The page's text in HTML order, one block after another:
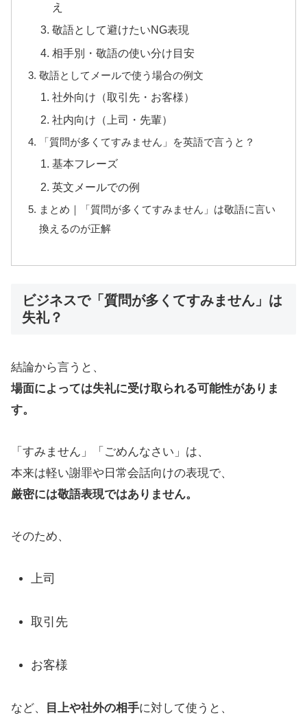
え
敬語として避けたいNG表現
相手別・敬語の使い分け目安
敬語としてメールで使う場合の例文
社外向け（取引先・お客様）
社内向け（上司・先輩）
「質問が多くてすみません」を英語で言うと？
基本フレーズ
英文メールでの例
まとめ｜「質問が多くてすみません」は敬語に言い
換えるのが正解
ビジネスで「質問が多くてすみません」は
失礼？
結論から言うと、
場面によっては失礼に受け取られる可能性がありま
す。
「すみません」「ごめんなさい」は、
本来は軽い謝罪や日常会話向けの表現で、
厳密には敬語表現ではありません。
そのため、
上司
取引先
お客様
など、 目上や社外の相手に対して使うと、